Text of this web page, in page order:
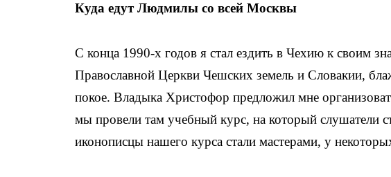
Куда едут Людмилы со всей Москвы
С конца 1990-х годов я стал ездить в Чехию к своим
Православной Церкви Чешских земель и Словакии,
покое. Владыка Христофор предложил мне
мы провели там учебный курс, на который слушатели
иконописцы нашего курса стали мастерами, у